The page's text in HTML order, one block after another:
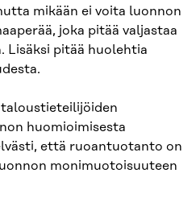
mikään ei voita luonnon
joka pitää valjastaa
Lisäksi pitää huolehtia
huomioimisesta
että ruoantuotanto on
monimuotoisuuteen